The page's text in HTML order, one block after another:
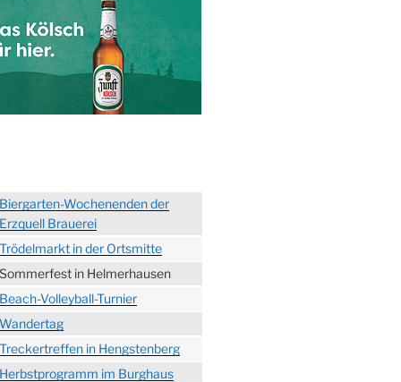
Wochenenden der
Brauerei
in der Ortsmitte
in Helmerhausen
Volleyball-Turnier
in Hengstenberg
im Burghaus